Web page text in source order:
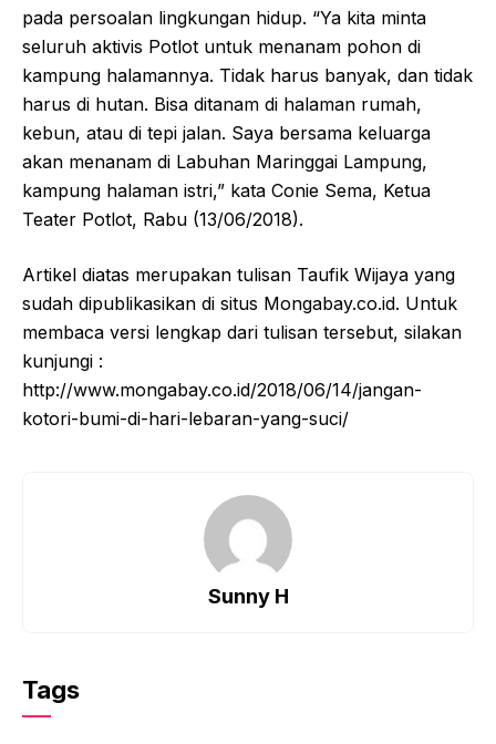
pada persoalan lingkungan hidup. “Ya kita minta
seluruh aktivis Potlot untuk menanam pohon di
kampung halamannya. Tidak harus banyak, dan tidak
harus di hutan. Bisa ditanam di halaman rumah,
kebun, atau di tepi jalan. Saya bersama keluarga
akan menanam di Labuhan Maringgai Lampung,
kampung halaman istri,” kata Conie Sema, Ketua
Teater Potlot, Rabu (13/06/2018).
Artikel diatas merupakan tulisan Taufik Wijaya yang
sudah dipublikasikan di situs Mongabay.co.id. Untuk
membaca versi lengkap dari tulisan tersebut, silakan
kunjungi :
http://www.mongabay.co.id/2018/06/14/jangan-
kotori-bumi-di-hari-lebaran-yang-suci/
Sunny H
Tags